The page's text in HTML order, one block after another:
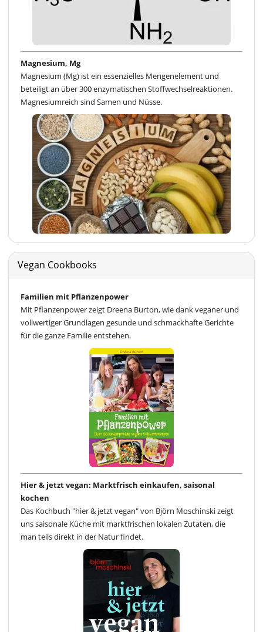
Magnesium, Mg
Magnesium (Mg) ist ein essenzielles Mengenelement und
beteiligt an über 300 enzymatischen Stoffwechselreaktionen.
Magnesiumreich sind Samen und Nüsse.
Vegan Cookbooks
Familien mit Pflanzenpower
Mit Pflanzenpower zeigt Dreena Burton, wie dank veganer und
vollwertiger Grundlagen gesunde und schmackhafte Gerichte
für die ganze Familie entstehen.
Hier & jetzt vegan: Marktfrisch einkaufen, saisonal
kochen
Das Kochbuch "hier & jetzt vegan" von Björn Moschinski zeigt
uns saisonale Küche mit marktfrischen lokalen Zutaten, die
man teils direkt in der Natur findet.